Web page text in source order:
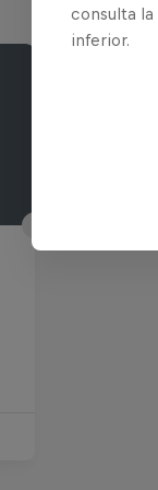
consulta la
inferior.